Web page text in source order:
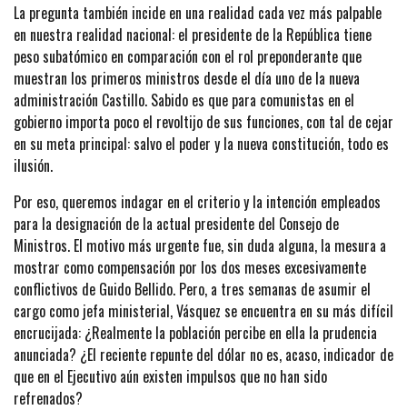
La pregunta también incide en una realidad cada vez más palpable
en nuestra realidad nacional: el presidente de la República tiene
peso subatómico en comparación con el rol preponderante que
muestran los primeros ministros desde el día uno de la nueva
administración Castillo. Sabido es que para comunistas en el
gobierno importa poco el revoltijo de sus funciones, con tal de cejar
en su meta principal: salvo el poder y la nueva constitución, todo es
ilusión.
Por eso, queremos indagar en el criterio y la intención empleados
para la designación de la actual presidente del Consejo de
Ministros. El motivo más urgente fue, sin duda alguna, la mesura a
mostrar como compensación por los dos meses excesivamente
conflictivos de Guido Bellido. Pero, a tres semanas de asumir el
cargo como jefa ministerial, Vásquez se encuentra en su más difícil
encrucijada: ¿Realmente la población percibe en ella la prudencia
anunciada? ¿El reciente repunte del dólar no es, acaso, indicador de
que en el Ejecutivo aún existen impulsos que no han sido
refrenados?